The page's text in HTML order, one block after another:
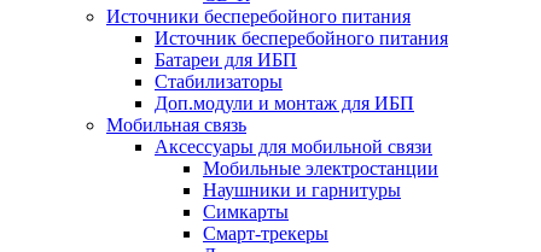
Источники бесперебойного питания
Источник бесперебойного питания
Батареи для ИБП
Стабилизаторы
Доп.модули и монтаж для ИБП
Мобильная связь
Аксессуары для мобильной связи
Мобильные электростанции
Наушники и гарнитуры
Симкарты
Смарт-трекеры